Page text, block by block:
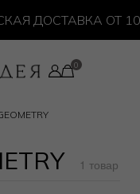
ДОСТАВКА ОТ 10
1 товар